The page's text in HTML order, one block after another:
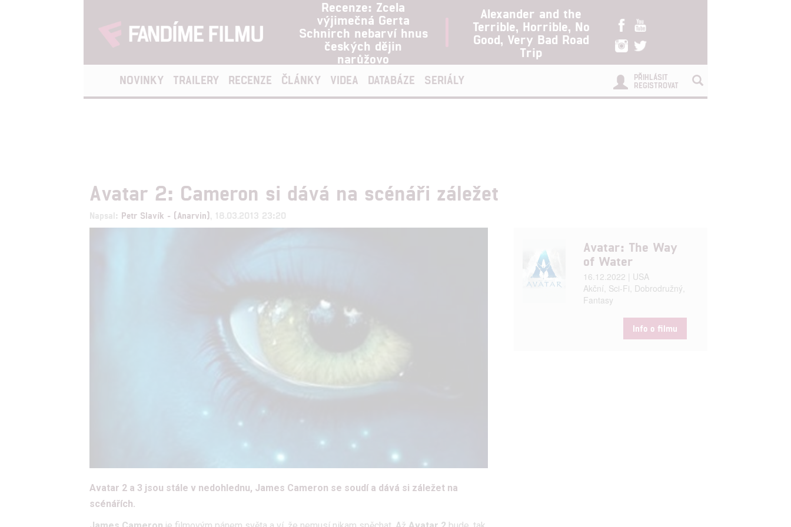
Recenze: Zcela
výjimečná Gerta
Schnirch nebarví hnus
českých dějin
narůžovo
Alexander and the
Terrible, Horrible, No
Good, Very Bad Road
Trip
NOVINKY TRAILERY RECENZE ČLÁNKY VIDEA DATABÁZE SERIÁLY
PŘIHLÁSIT
REGISTROVAT
Avatar 2: Cameron si dává na scénáři záležet
Napsal: Petr Slavík - (Anarvin) , 18.03.2013 23:20
Avatar 2 a 3 jsou stále v nedohlednu, James Cameron se soudí a dává si záležet na
scénářích.
Avatar: The Way
of Water
16.12.2022 | USA
Akční, Sci-Fi, Dobrodružný,
Fantasy
Info o filmu